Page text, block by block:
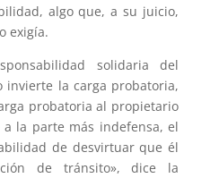
algo que, a su juicio,
exigía.
solidaria del
invierte la carga probatoria,
probatoria al propietario
la parte más indefensa, el
de desvirtuar que él
de tránsito», dice la